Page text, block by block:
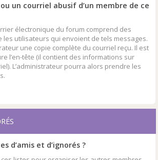
ou un courriel abusif d’un membre de ce
électronique du forum comprend des
les utilisateurs qui envoient de tels messages.
une copie complète du courriel reçu. Il est
l’en-tête (il contient des informations sur
L’administrateur pourra alors prendre les
d’amis et d’ignorés ?